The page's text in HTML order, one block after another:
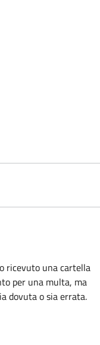
ricevuto una cartella
per una multa, ma
dovuta o sia errata.